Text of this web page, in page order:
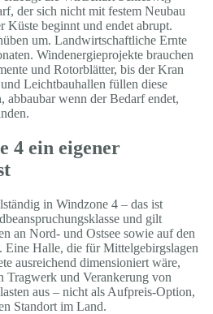
der sich nicht mit festem Neubau
Küste beginnt und endet abrupt.
um. Landwirtschaftliche Ernte
Windenergieprojekte brauchen
und Rotorblätter, bis der Kran
Leichtbauhallen füllen diese
wenn der Bedarf endet,
4 ein eigener
in Windzone 4 – das ist
und gilt
an Nord- und Ostsee sowie auf den
Eine Halle, die für Mittelgebirgslagen
ausreichend dimensioniert wäre,
Tragwerk und Verankerung von
aus – nicht als Aufpreis-Option,
Standort im Land.